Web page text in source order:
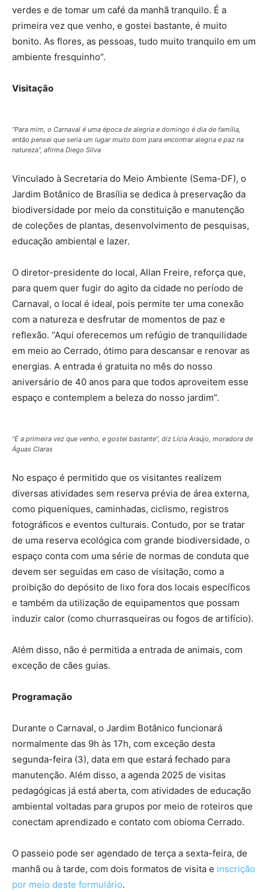
verdes e de tomar um café da manhã tranquilo. É a
primeira vez que venho, e gostei bastante, é muito
bonito. As flores, as pessoas, tudo muito tranquilo em um
ambiente fresquinho”.
Visitação
“Para mim, o Carnaval é uma época de alegria e domingo é dia de família,
então pensei que seria um lugar muito bom para encontrar alegria e paz na
natureza”, afirma Diego Silva
Vinculado à Secretaria do Meio Ambiente (Sema-DF), o
Jardim Botânico de Brasília se dedica à preservação da
biodiversidade por meio da constituição e manutenção
de coleções de plantas, desenvolvimento de pesquisas,
educação ambiental e lazer.
O diretor-presidente do local, Allan Freire, reforça que,
para quem quer fugir do agito da cidade no período de
Carnaval, o local é ideal, pois permite ter uma conexão
com a natureza e desfrutar de momentos de paz e
reflexão. “Aqui oferecemos um refúgio de tranquilidade
em meio ao Cerrado, ótimo para descansar e renovar as
energias. A entrada é gratuita no mês do nosso
aniversário de 40 anos para que todos aproveitem esse
espaço e contemplem a beleza do nosso jardim”.
“É a primeira vez que venho, e gostei bastante”, diz Lícia Araújo, moradora de
Águas Claras
No espaço é permitido que os visitantes realizem
diversas atividades sem reserva prévia de área externa,
como piqueniques, caminhadas, ciclismo, registros
fotográficos e eventos culturais. Contudo, por se tratar
de uma reserva ecológica com grande biodiversidade, o
espaço conta com uma série de normas de conduta que
devem ser seguidas em caso de visitação, como a
proibição do depósito de lixo fora dos locais específicos
e também da utilização de equipamentos que possam
induzir calor (como churrasqueiras ou fogos de artifício).
Além disso, não é permitida a entrada de animais, com
exceção de cães guias.
Programação
Durante o Carnaval, o Jardim Botânico funcionará
normalmente das 9h às 17h, com exceção desta
segunda-feira (3), data em que estará fechado para
manutenção. Além disso, a agenda 2025 de visitas
pedagógicas já está aberta, com atividades de educação
ambiental voltadas para grupos por meio de roteiros que
conectam aprendizado e contato com obioma Cerrado.
O passeio pode ser agendado de terça a sexta-feira, de
manhã ou à tarde, com dois formatos de visita e inscrição
por meio deste formulário.